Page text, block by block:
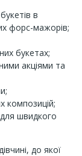
в
форс-мажорів;
букетах;
акціями та
композицій;
швидкого
до якої